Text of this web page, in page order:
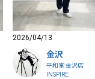
2026/04/13
金沢
平和堂 金沢店
INSPIRE